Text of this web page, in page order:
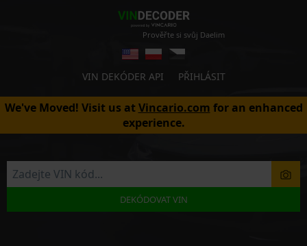
Prověřte si svůj Daelim
VIN DEKÓDER API PŘIHLÁSIT
We've Moved! Visit us atVincario.com for an enhanced
experience.
DEKÓDOVAT VIN